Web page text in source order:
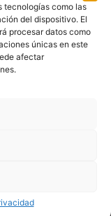
tecnologías como las
del dispositivo. El
procesar datos como
únicas en este
afectar
fibra
/ vidrio acrílico,